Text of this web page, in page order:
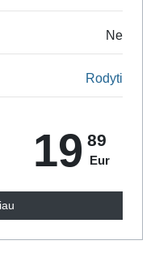
Ne
Rodyti
19 89
Eur